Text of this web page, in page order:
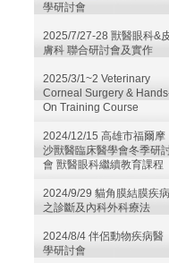
學研討會
2025/7/27-28 獸醫眼科&
膚科 聯合研討會及實作
2025/3/1~2 Veterinary
Corneal Surgery &
On Training Course
2024/12/15 高雄市福爾摩
沙獸醫臨床醫學會冬季研
會 獸醫眼科繼續教育課程
2024/9/29 貓角膜結膜疾病
之診斷及內科外科療法
2024/8/4 伴侶動物疾病醫
學研討會